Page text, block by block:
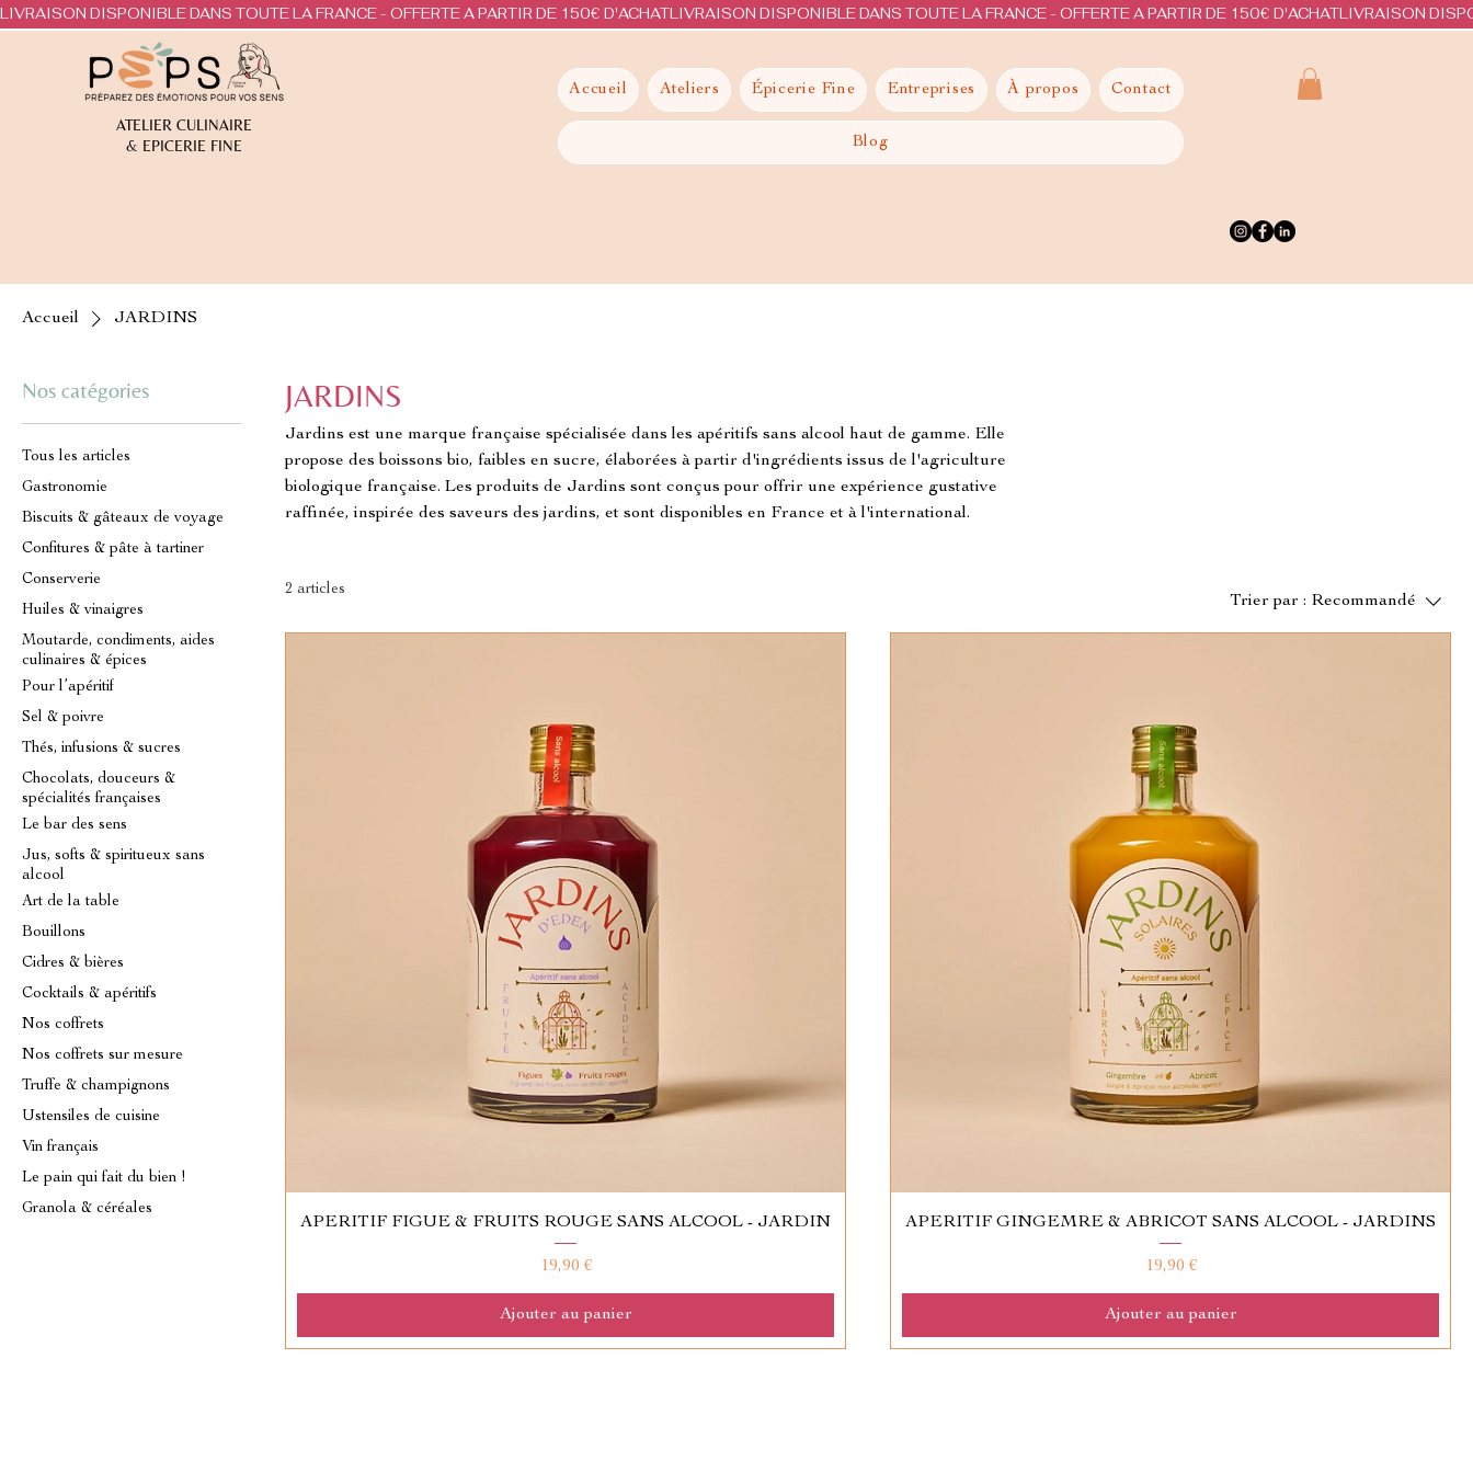
LIVRAISON DISPONIBLE DANS TOUTE LA FRANCE - OFFERTE A PARTIR DE 150€ D'ACHAT
ATELIER CULINAIRE
& EPICERIE FINE
Accueil Ateliers Épicerie Fine Entreprises À propos Contact
Blog
Accueil JARDINS
Nos catégories
Tous les articles
Gastronomie
Biscuits & gâteaux de voyage
Confitures & pâte à tartiner
Conserverie
Huiles & vinaigres
Moutarde, condiments, aides
culinaires & épices
Pour l’apéritif
Sel & poivre
Thés, infusions & sucres
Chocolats, douceurs &
spécialités françaises
Le bar des sens
Jus, softs & spiritueux sans
alcool
Art de la table
Bouillons
Cidres & bières
Cocktails & apéritifs
Nos coffrets
Nos coffrets sur mesure
Truffe & champignons
Ustensiles de cuisine
Vin français
Le pain qui fait du bien !
Granola & céréales
JARDINS
Jardins est une marque française spécialisée dans les apéritifs sans alcool haut de gamme. Elle
propose des boissons bio, faibles en sucre, élaborées à partir d'ingrédients issus de l'agriculture
biologique française. Les produits de Jardins sont conçus pour offrir une expérience gustative
raffinée, inspirée des saveurs des jardins, et sont disponibles en France et à l'international.
2 articles
Trier par : Recommandé
APERITIF FIGUE & FRUITS ROUGE SANS ALCOOL - JARDIN
Prix
19,90 €
Ajouter au panier
APERITIF GINGEMRE & ABRICOT SANS ALCOOL - JARDINS
Prix
19,90 €
Ajouter au panier